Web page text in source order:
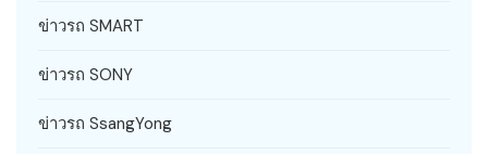
ข่าวรถ SMART
ข่าวรถ SONY
ข่าวรถ SsangYong